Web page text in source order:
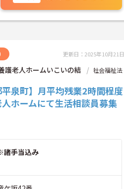
更新日：2025年10月21日
護老人ホームいこいの結
社会福祉法
平泉町】月平均残業2時間程度
ホームにて生活相談員募集
諸手当込み